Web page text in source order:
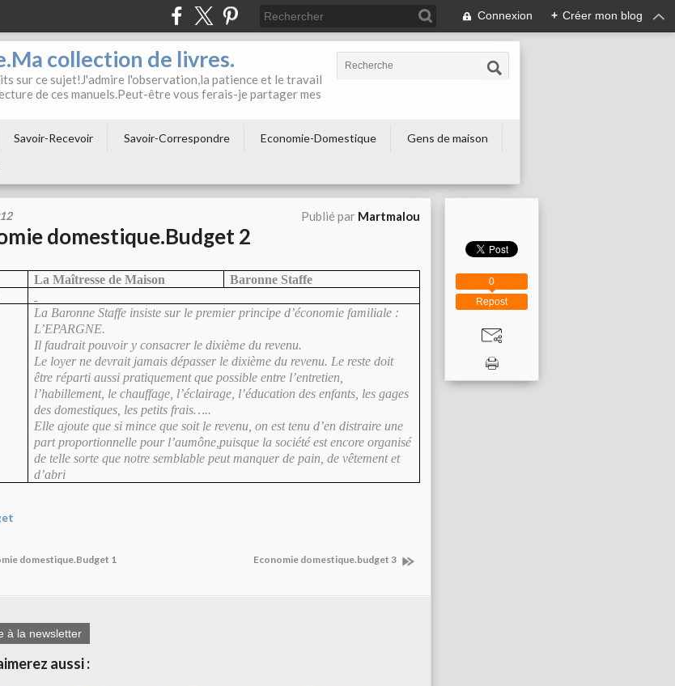
Connexion + Créer mon blog
collection de livres.
sur ce sujet!J'admire l'observation,la patience et le travail
de ces manuels.Peut-être vous ferais-je partager mes
Savoir-Recevoir Savoir-Correspondre Economie-Domestique
Gens de maison
Publié par Martmalou
domestique.Budget 2
La Maîtresse de Maison
Baronne Staffe
La Baronne Staffe insiste sur le premier principe d’économie familiale :
L’EPARGNE.
Il faudrait pouvoir y consacrer le dixième du revenu.
Le loyer ne devrait jamais dépasser le dixième du revenu. Le reste doit
être réparti aussi pratiquement que possible entre l’entretien,
l’habillement, le chauffage, l’éclairage, l’éducation des enfants, les gages
des domestiques, les petits frais…..
Elle ajoute que si mince que soit le revenu, on est tenu d’en distraire une
part proportionnelle pour l’aumône,puisque la société est encore organisé
de telle sorte que notre semblable peut manquer de pain, de vêtement et
d’abri
domestique.Budget 1 Economie domestique.budget 3
à la newsletter
aussi :
Repost
0